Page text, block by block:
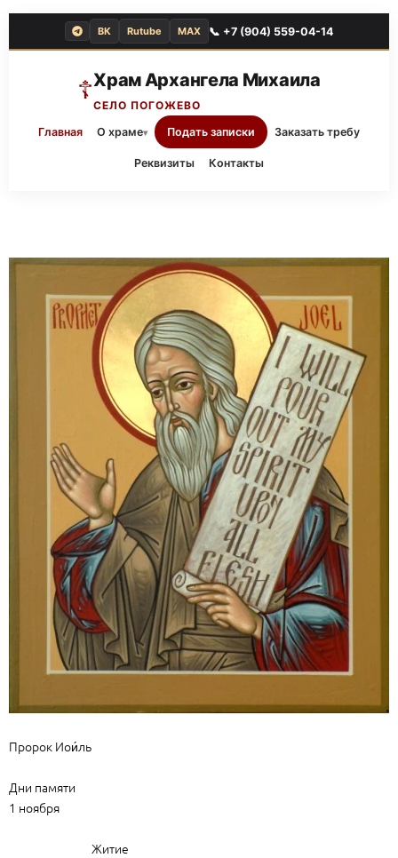
ВК Rutube MAX 📞 +7 (904) 559-04-14
☦Храм Архангела Михаила
СЕЛО ПОГОЖЕВО
Главная
О храме▾ Подать записки Заказать требу
Реквизиты Контакты
Пророк Иои́ль
Дни памяти
1 ноября
Житие